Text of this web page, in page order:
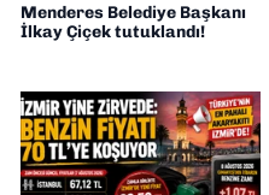
Menderes Belediye Başkanı
İlkay Çiçek tutuklandı!